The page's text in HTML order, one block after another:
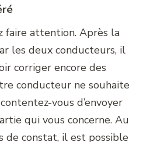
faire attention. Après la
les deux conducteurs, il
corriger encore des
conducteur ne souhaite
vous d’envoyer
qui vous concerne. Au
de constat, il est possible